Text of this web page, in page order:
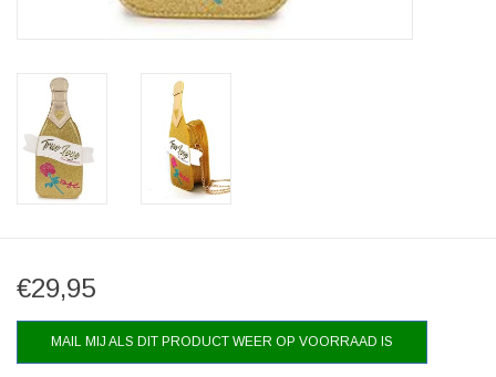
€29,95
MAIL MIJ ALS DIT PRODUCT WEER OP VOORRAAD IS